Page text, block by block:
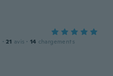
· 21 avis · 14 chargements